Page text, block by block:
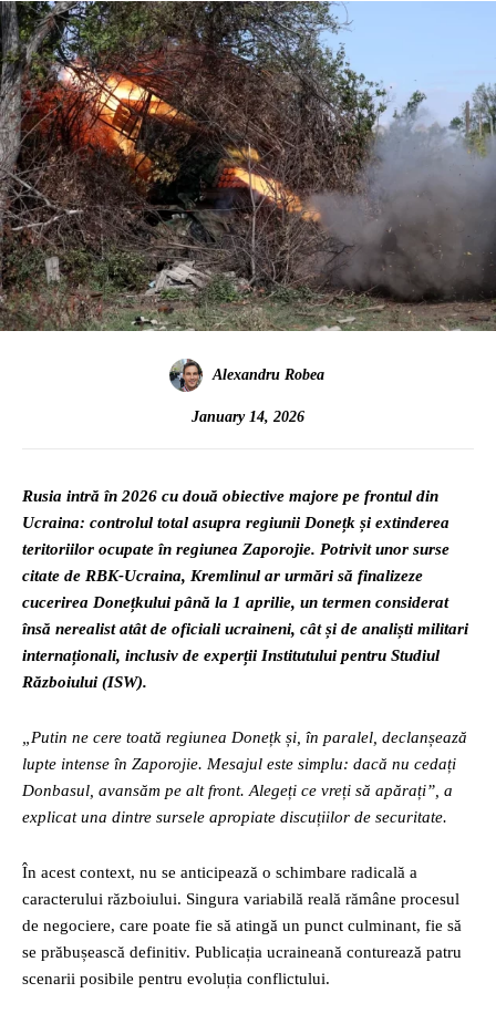
Alexandru Robea
January 14, 2026
Rusia intră în 2026 cu două obiective majore pe frontul din
Ucraina: controlul total asupra regiunii Donețk și extinderea
teritoriilor ocupate în regiunea Zaporojie. Potrivit unor surse
citate de RBK-Ucraina, Kremlinul ar urmări să finalizeze
cucerirea Donețkului până la 1 aprilie, un termen considerat
însă nerealist atât de oficiali ucraineni, cât și de analiști militari
internaționali, inclusiv de experții Institutului pentru Studiul
Războiului (ISW).
„Putin ne cere toată regiunea Donețk și, în paralel, declanșează
lupte intense în Zaporojie. Mesajul este simplu: dacă nu cedați
Donbasul, avansăm pe alt front. Alegeți ce vreți să apărați”, a
explicat una dintre sursele apropiate discuțiilor de securitate.
În acest context, nu se anticipează o schimbare radicală a
caracterului războiului. Singura variabilă reală rămâne procesul
de negociere, care poate fie să atingă un punct culminant, fie să
se prăbușească definitiv. Publicația ucraineană conturează patru
scenarii posibile pentru evoluția conflictului.